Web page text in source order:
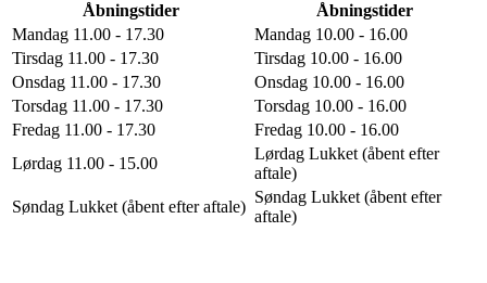
Åbningstider
Åbningstider
Mandag 11.00 - 17.30
Mandag 10.00 - 16.00
Tirsdag 11.00 - 17.30
Tirsdag 10.00 - 16.00
Onsdag 11.00 - 17.30
Onsdag 10.00 - 16.00
Torsdag 11.00 - 17.30
Torsdag 10.00 - 16.00
Fredag 11.00 - 17.30
Fredag 10.00 - 16.00
Lørdag 11.00 - 15.00
Lørdag Lukket (åbent efter
aftale)
Søndag Lukket (åbent efter aftale)
Søndag Lukket (åbent efter
aftale)